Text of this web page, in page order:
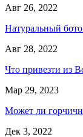
Авг 26, 2022
Натуральный
Авг 28, 2022
Что привезти из
Мар 29, 2023
Может ли
Дек 3, 2022